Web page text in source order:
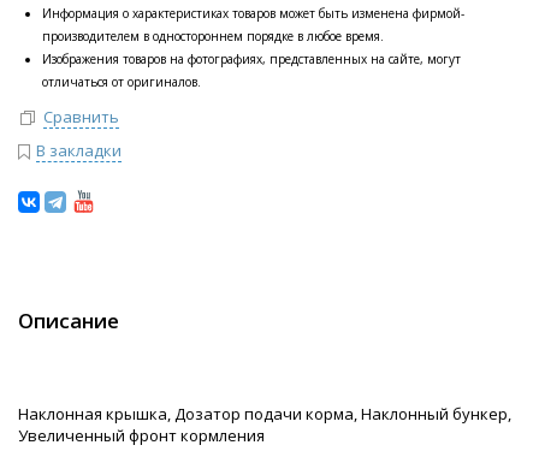
Информация о характеристиках товаров может быть изменена фирмой-
производителем в одностороннем порядке в любое время.
Изображения товаров на фотографиях, представленных на сайте, могут
отличаться от оригиналов.
Сравнить
В закладки
Описание
Наклонная крышка, Дозатор подачи корма, Наклонный бункер,
Увеличенный фронт кормления